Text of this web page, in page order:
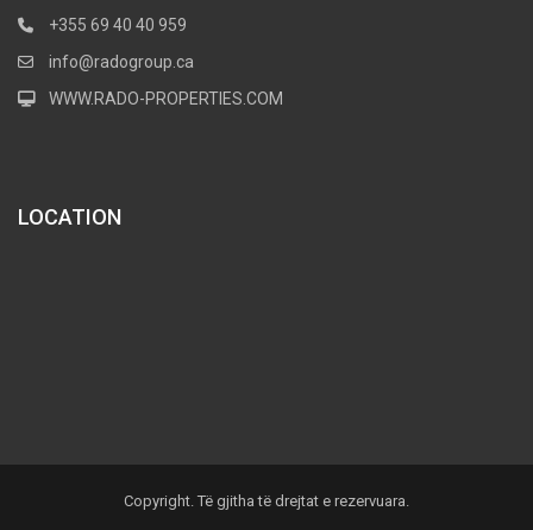
+355 69 40 40 959
info@radogroup.ca
WWW.RADO-PROPERTIES.COM
LOCATION
Copyright. Të gjitha të drejtat e rezervuara.